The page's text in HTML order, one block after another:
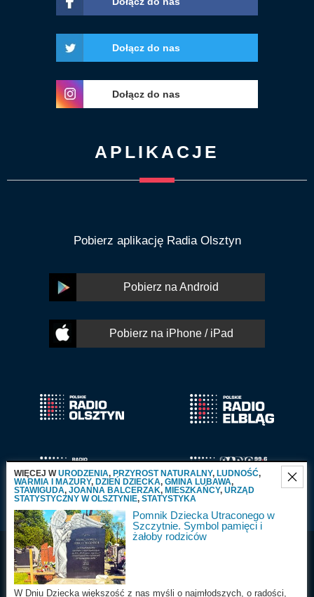
Dołącz do nas
Dołącz do nas
APLIKACJE
Pobierz aplikację Radia Olsztyn
Pobierz na Android
Pobierz na iPhone / iPad
Radio Olsztyn S.A.
WIĘCEJ WURODZENIA, PRZYROST NATURALNY, LUDNOŚĆ,
WARMIA I MAZURY, DZIEŃ DZIECKA, GMINA LUBAWA,
STAWIGUDA, JOANNA BALCERZAK, MIESZKAŃCY, URZĄD
STATYSTYCZNY W OLSZTYNIE, STATYSTYKA
Pomnik Dziecka Utraconego w
Szczytnie. Symbol pamięci i
żałoby rodziców
W Dniu Dziecka większość z nas myśli o najmłodszych, o radości,